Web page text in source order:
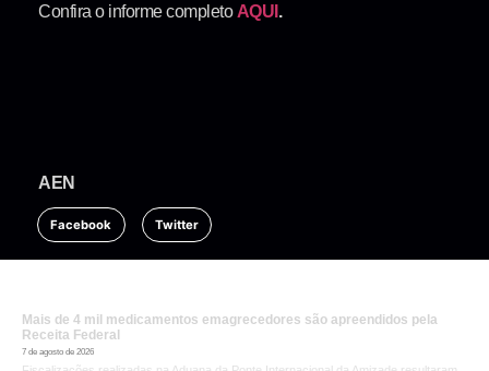
Confira o informe completo AQUI .
AEN
Facebook Twitter
Mais de 4 mil medicamentos emagrecedores são apreendidos pela
Receita Federal
7 de agosto de 2026